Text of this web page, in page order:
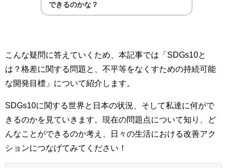
できるのかな？
こんな疑問に答えていくため、本記事では「SDGs10と
は？格差に関する問題と、不平等をなくすための持続可能
な開発目標」について紹介します。
SDGs10に関する世界と日本の状況、そして私達に何がで
きるのかを見ていきます。現在の問題点について知り、ど
んなことができるのか考え、日々の生活における改善アク
ションにつなげてみてください！